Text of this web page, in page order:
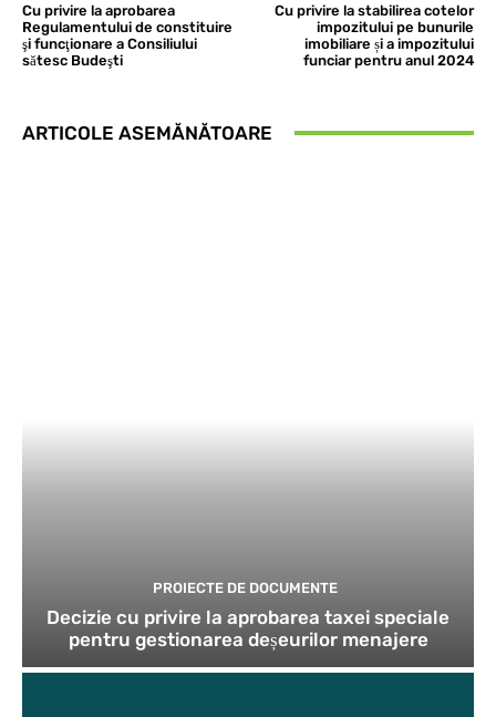
Cu privire la aprobarea
Regulamentului de constituire
şi funcţionare a Consiliului
sătesc Budeşti
Cu privire la stabilirea cotelor
impozitului pe bunurile
imobiliare și a impozitului
funciar pentru anul 2024
ARTICOLE ASEMĂNĂTOARE
PROIECTE DE DOCUMENTE
Decizie cu privire la aprobarea taxei speciale
pentru gestionarea deșeurilor menajere